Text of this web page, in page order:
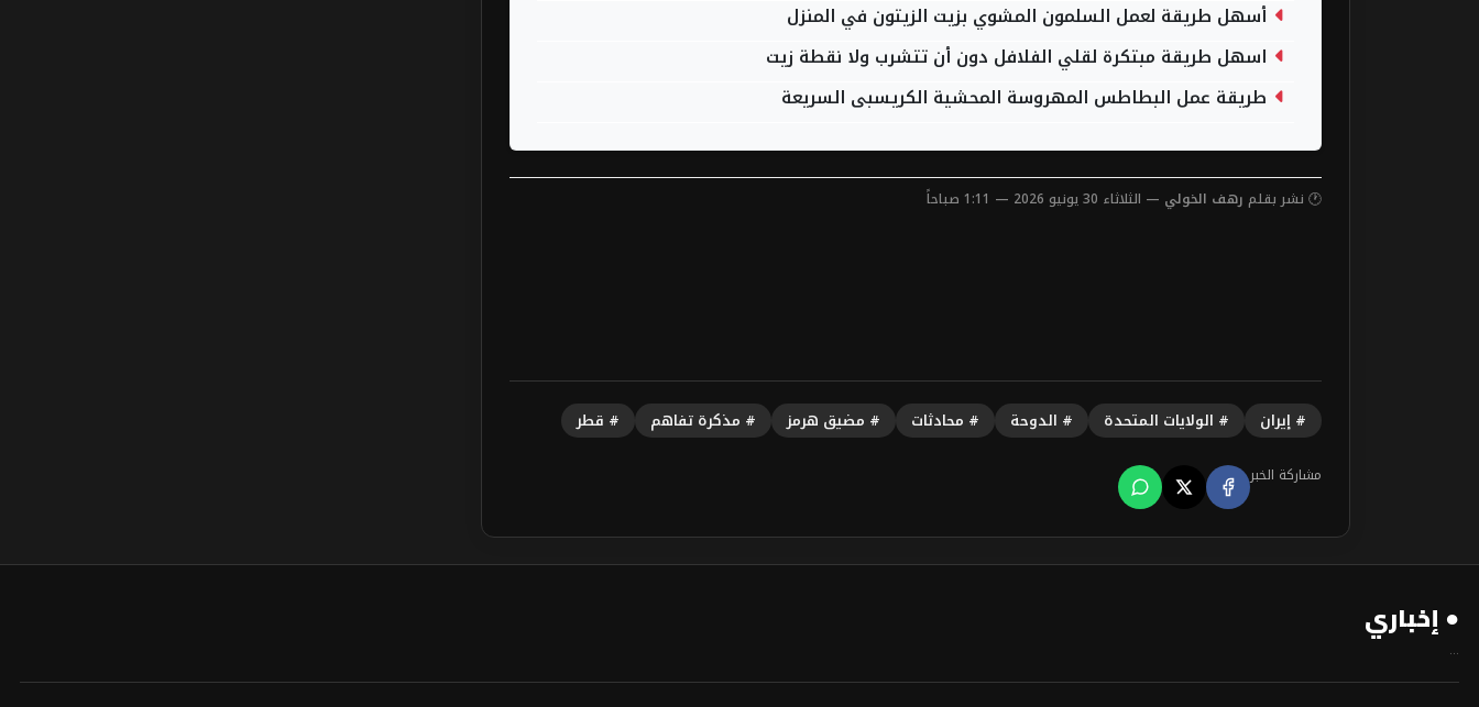
أسهل طريقة لعمل السلمون المشوي بزيت الزيتون في المنزل
اسهل طريقة مبتكرة لقلي الفلافل دون أن تتشرب ولا نقطة زيت
طريقة عمل البطاطس المهروسة المحشية الكريسبى السريعة
🕐 نشر بقلم رهف الخولي — الثلاثاء 30 يونيو 2026 — 1:11 صباحاً
# إيران # الولايات المتحدة # الدوحة # محادثات # مضيق هرمز # مذكرة تفاهم # قطر
مشاركة الخبر
● إخباري
...